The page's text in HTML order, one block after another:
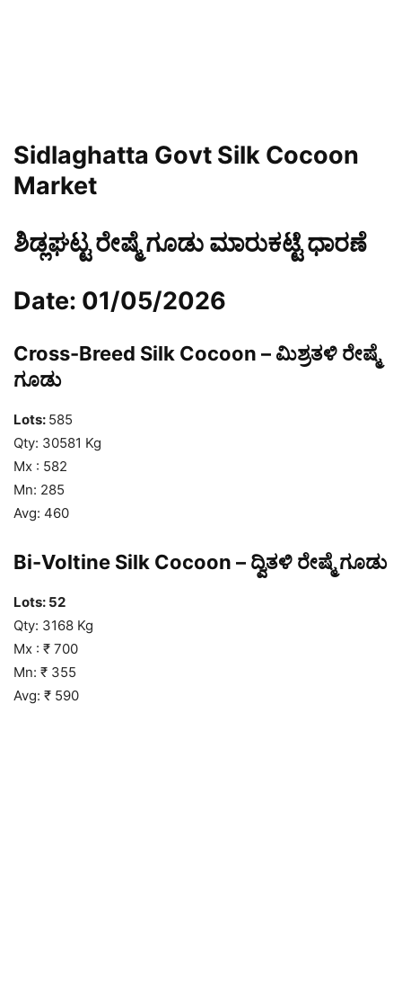
Sidlaghatta Govt Silk Cocoon
Market
ಶಿಡ್ಲಘಟ್ಟ ರೇಷ್ಮೆ ಗೂಡು ಮಾರುಕಟ್ಟೆ ಧಾರಣೆ
Date: 01/05/2026
Cross-Breed Silk Cocoon – ಮಿಶ್ರತಳಿ ರೇಷ್ಮೆ
ಗೂಡು
Lots: 585
Qty: 30581 Kg
Mx : 582
Mn: 285
Avg: 460
Bi-Voltine Silk Cocoon – ದ್ವಿತಳಿ ರೇಷ್ಮೆ ಗೂಡು
Lots: 52
Qty: 3168 Kg
Mx : ₹ 700
Mn: ₹ 355
Avg: ₹ 590